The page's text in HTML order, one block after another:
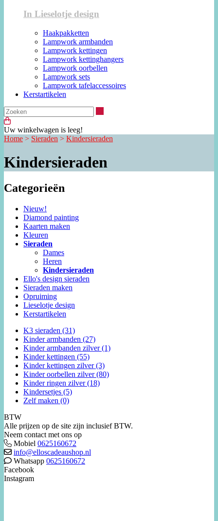
In Lieselotje design
Haakpakketten
Lampwork armbanden
Lampwork kettingen
Lampwork kettinghangers
Lampwork oorbellen
Lampwork sets
Lampwork tafelaccessoires
Kerstartikelen
Uw winkelwagen is leeg!
Home > Sieraden > Kindersieraden
Kindersieraden
Categorieën
Nieuw!
Diamond painting
Kaarten maken
Kleuren
Sieraden
Dames
Heren
Kindersieraden
Ello's design sieraden
Sieraden maken
Opruiming
Lieselotje design
Kerstartikelen
K3 sieraden (31)
Kinder armbanden (27)
Kinder armbanden zilver (1)
Kinder kettingen (55)
Kinder kettingen zilver (3)
Kinder oorbellen zilver (80)
Kinder ringen zilver (18)
Kindersetjes (5)
Zelf maken (0)
BTW
Alle prijzen op de site zijn inclusief BTW.
Neem contact met ons op
Mobiel 0625160672
info@elloscadeaushop.nl
Whatsapp 0625160672
Facebook
Instagram